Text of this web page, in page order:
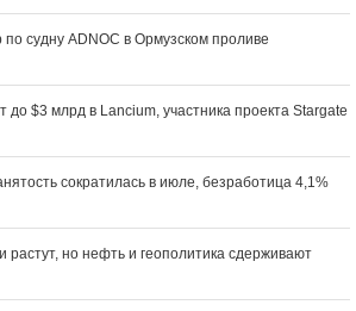
судну ADNOC в Ормузском проливе
до $3 млрд в Lancium, участника проекта Stargate
сократилась в июле, безработица 4,1%
растут, но нефть и геополитика сдерживают